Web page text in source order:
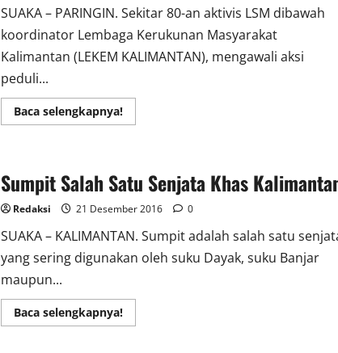
SUAKA – PARINGIN. Sekitar 80-an aktivis LSM dibawah
koordinator Lembaga Kerukunan Masyarakat
Kalimantan (LEKEM KALIMANTAN), mengawali aksi
peduli...
Baca selengkapnya!Read
more
PEMKAB
BALANGAN
PERDA
MUATAN
ANGKUTAN
SEMEN
Sumpit Salah Satu Senjata Khas
Redaksi 21 Desember 2016 0
SUAKA – KALIMANTAN. Sumpit adalah salah satu
yang sering digunakan oleh suku Dayak, suku Banjar
maupun...
Baca selengkapnya!Read
more